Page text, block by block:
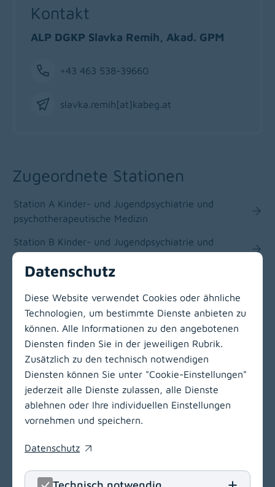
Kontakt
ALP DGKP Slavka Remih, Akad. GPM
+43 463 538-39660
slavka.remih[at]kabeg at
Zugeordnete Stationen
Station A Kinder- und Jugendpsychiatrie und
psychotherapeutische Medizin
Station B Kinder- und Jugendpsychiatrie und
psychotherapeutische Medizin
Station C Kinder- und Jugendpsychiatrie und
psychotherapeutische Medizin
Zur Hauptnavigation
LinkedIn
(opens in
Klinikum Klagenfurt am Wörthersee
9020 Klagenfurt am Wörthersee
T+43 463 538-0
Datenschutz
Diese Website verwendet Cookies oder ähnliche
Technologien, um bestimmte Dienste anbieten zu
können. Alle Informationen zu den angebotenen
Diensten finden Sie in der jeweiligen Rubrik.
Zusätzlich zu den technisch notwendigen
Diensten können Sie unter "Cookie-Einstellungen"
jederzeit alle Dienste zulassen, alle Dienste
ablehnen oder Ihre individuellen Einstellungen
vornehmen und speichern.
Datenschutz
(opens in a new window)